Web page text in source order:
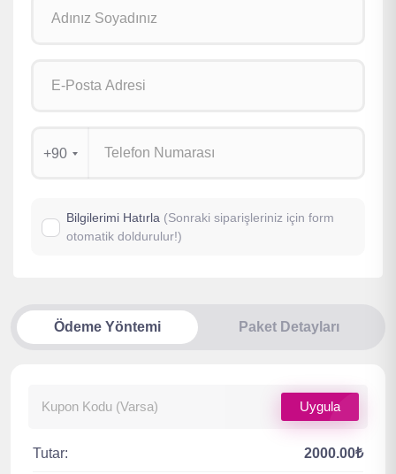
+90
Bilgilerimi Hatırla (Sonraki siparişleriniz için form
otomatik doldurulur!)
Ödeme Yöntemi Paket Detayları
Uygula
Tutar: 2000.00₺